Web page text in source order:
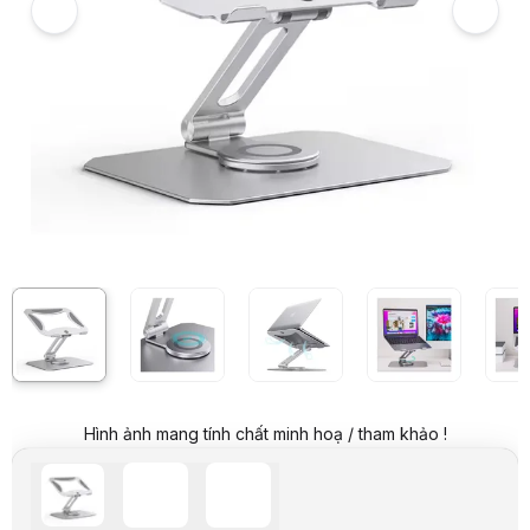
899.000 VND
Giá mua online:
Tiết kiệm 350.000 VND (-39%)
91.500 VND / tháng
Trả góp qua thẻ VISA (12 tháng):45.750 VND / tháng
GIAL0079
Thương hiệu:
Order trước – giao sau
Mua ngay
Chất liệu: Hợp kim nhôm
Kích thước tương thích: 14-17.3 inch
Thông số kỹ thuật
Hãng sản xuất
Boneruy
Kích thước tương thích14-17.3 inch
Giá đỡ Laptop Boneruy L02 Màu Bạc (14-17.3 inch) hợp kim nhôm
Giá đỡ Laptop Boneruy L02 được thiết kế dành cho các dòng
Hình ảnh mang tính chất minh hoạ / tham khảo !